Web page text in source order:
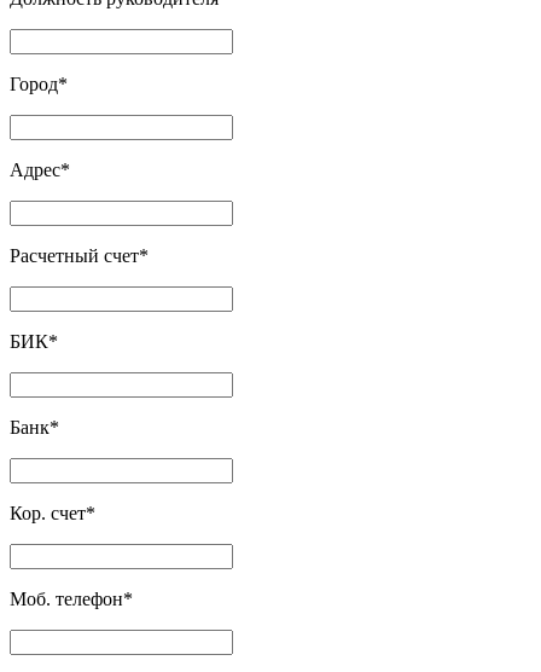
Город*
Адрес*
Расчетный счет*
БИК*
Банк*
Кор. счет*
Моб. телефон*